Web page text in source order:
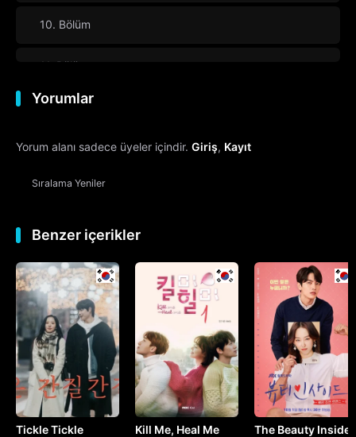
10. Bölüm
11. Bölüm
12. Bölüm
13. Bölüm
14. Bölüm
15. Bölüm
16. Bölüm Final
Yorumlar
Yorum alanı sadece üyeler içindir. Giriş, Kayıt
Sıralama Yeniler
Benzer içerikler
Tickle Tickle Kill Me, Heal Me The Beauty Inside